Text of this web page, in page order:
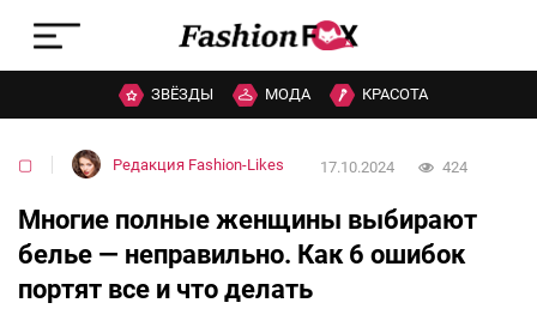
ЗВЁЗДЫ МОДА КРАСОТА
▢ Редакция Fashion-Likes 17.10.2024 424
Многие полные женщины выбирают
белье — неправильно. Как 6 ошибок
портят все и что делать